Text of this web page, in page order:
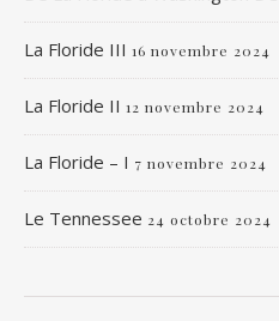
La Floride III 16 novembre 2024
La Floride II 12 novembre 2024
La Floride – I 7 novembre 2024
Le Tennessee 24 octobre 2024